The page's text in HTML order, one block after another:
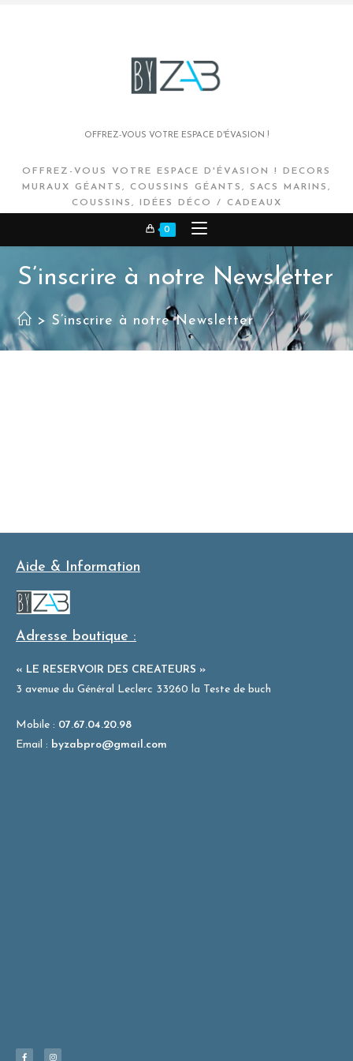
OFFREZ-VOUS VOTRE ESPACE D'ÉVASION !
OFFREZ-VOUS VOTRE ESPACE D'ÉVASION ! DECORS
MURAUX GÉANTS, COUSSINS GÉANTS, SACS MARINS,
COUSSINS, IDÉES DÉCO / CADEAUX
0
S’inscrire à notre Newsletter
> S’inscrire à notre Newsletter
Aide & Information
Adresse boutique :
« LE RESERVOIR DES CREATEURS »
3 avenue du Général Leclerc 33260 la Teste de buch
Mobile : 07.67.04.20.98
Email : byzabpro@gmail.com